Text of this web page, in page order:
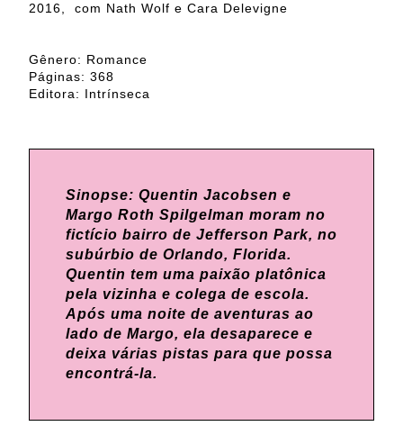
2016, com Nath Wolf e Cara Delevigne
Gênero: Romance
Páginas: 368
Editora: Intrínseca
Sinopse: Quentin Jacobsen e
Margo Roth Spilgelman moram no
fictício bairro de Jefferson Park, no
subúrbio de Orlando, Florida.
Quentin tem uma paixão platônica
pela vizinha e colega de escola.
Após uma noite de aventuras ao
lado de Margo, ela desaparece e
deixa várias pistas para que possa
encontrá-la.